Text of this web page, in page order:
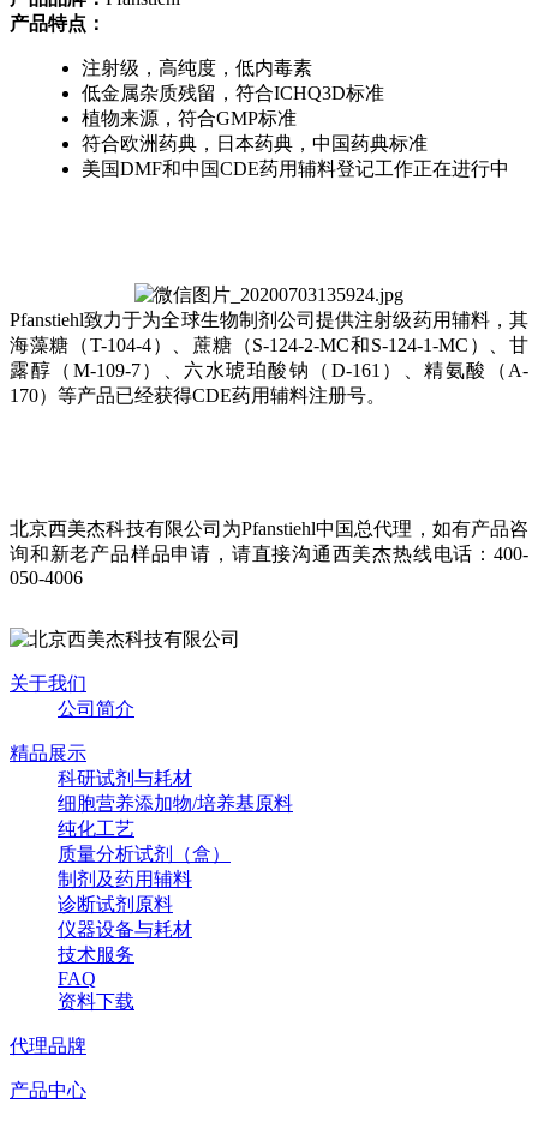
产品特点：
注射级，高纯度，低内毒素
低金属杂质残留，符合ICHQ3D标准
植物来源，符合GMP标准
符合欧洲药典，日本药典，中国药典标准
美国DMF和中国CDE药用辅料登记工作正在进行中
Pfanstiehl致力于为全球生物制剂公司提供注射级药用辅料，其
海藻糖（T-104-4）、蔗糖（S-124-2-MC和S-124-1-MC）、甘
露醇（M-109-7）、六水琥珀酸钠（D-161）、精氨酸（A-
170）等产品已经获得CDE药用辅料注册号。
北京西美杰科技有限公司为Pfanstiehl中国总代理，如有产品咨
询和新老产品样品申请，请直接沟通西美杰热线电话： 400-
050-4006
关于我们
公司简介
精品展示
科研试剂与耗材
细胞营养添加物/培养基原料
纯化工艺
质量分析试剂（盒）
制剂及药用辅料
诊断试剂原料
仪器设备与耗材
技术服务
FAQ
资料下载
代理品牌
产品中心